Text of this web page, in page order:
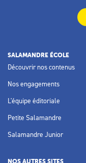
SALAMANDRE ÉCOLE
Découvrir nos contenus
Nos engagements
L'équipe éditoriale
Petite Salamandre
Salamandre Junior
NOS AUTRES SITES